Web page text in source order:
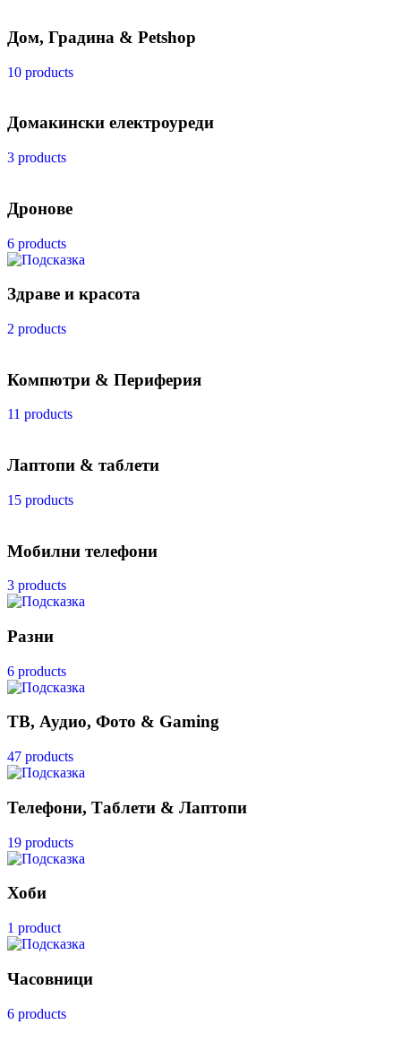
Дом, Градина & Petshop
10 products
Домакински електроуреди
3 products
Дронове
6 products
Здраве и красота
2 products
Компютри & Периферия
11 products
Лаптопи & таблети
15 products
Мобилни телефони
3 products
Разни
6 products
ТВ, Аудио, Фото & Gaming
47 products
Телефони, Таблети & Лаптопи
19 products
Хоби
1 product
Часовници
6 products